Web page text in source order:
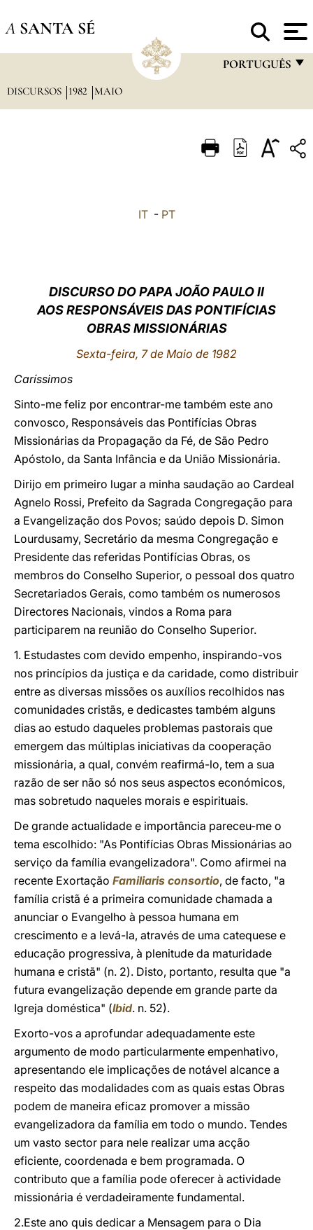
A SANTA SÉ
PORTUGUÊS
ITALIANO
中文
LATINE
DISCURSOS 1982 MAIO
IT- PT
DISCURSO DO PAPA JOÃO PAULO II
AOS RESPONSÁVEIS DAS PONTIFÍCIAS
OBRAS MISSIONÁRIAS
Sexta-feira, 7 de Maio de 1982
Caríssimos
Sinto-me feliz por encontrar-me também este ano
convosco, Responsáveis das Pontifícias Obras
Missionárias da Propagação da Fé, de São Pedro
Apóstolo, da Santa Infância e da União Missionária.
Dirijo em primeiro lugar a minha saudação ao Cardeal
Agnelo Rossi, Prefeito da Sagrada Congregação para
a Evangelização dos Povos; saúdo depois D. Simon
Lourdusamy, Secretário da mesma Congregação e
Presidente das referidas Pontifícias Obras, os
membros do Conselho Superior, o pessoal dos quatro
Secretariados Gerais, como também os numerosos
Directores Nacionais, vindos a Roma para
participarem na reunião do Conselho Superior.
1. Estudastes com devido empenho, inspirando-vos
nos princípios da justiça e da caridade, como distribuir
entre as diversas missões os auxílios recolhidos nas
comunidades cristãs, e dedicastes também alguns
dias ao estudo daqueles problemas pastorais que
emergem das múltiplas iniciativas da cooperação
missionária, a qual, convém reafirmá-lo, tem a sua
razão de ser não só nos seus aspectos económicos,
mas sobretudo naqueles morais e espirituais.
De grande actualidade e importância pareceu-me o
tema escolhido: "As Pontifícias Obras Missionárias ao
serviço da família evangelizadora". Como afirmei na
recente Exortação Familiaris consortio, de facto, "a
família cristã é a primeira comunidade chamada a
anunciar o Evangelho à pessoa humana em
crescimento e a levá-la, através de uma catequese e
educação progressiva, à plenitude da maturidade
humana e cristã" (n. 2). Disto, portanto, resulta que "a
futura evangelização depende em grande parte da
Igreja doméstica" (Ibid. n. 52).
Exorto-vos a aprofundar adequadamente este
argumento de modo particularmente empenhativo,
apresentando ele implicações de notável alcance a
respeito das modalidades com as quais estas Obras
podem de maneira eficaz promover a missão
evangelizadora da família em todo o mundo. Tendes
um vasto sector para nele realizar uma acção
eficiente, coordenada e bem programada. O
contributo que a família pode oferecer à actividade
missionária é verdadeiramente fundamental.
2.Este ano quis dedicar a Mensagem para o Dia